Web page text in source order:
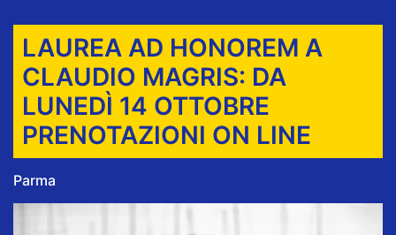
LAUREA AD HONOREM A
CLAUDIO MAGRIS: DA
LUNEDÌ 14 OTTOBRE
PRENOTAZIONI ON LINE
Parma